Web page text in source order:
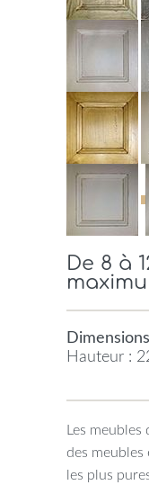
De 8 à
Hauteur :
Les
des meubles
les plus